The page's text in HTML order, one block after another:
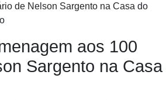
de Nelson Sargento na Casa do
aos 100
Sargento na Casa